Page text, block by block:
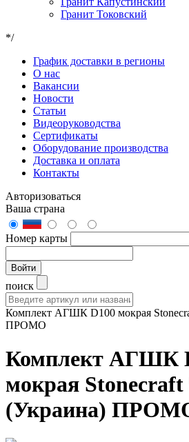
Гранит Токовский
*/
График доставки в регионы
О нас
Вакансии
Новости
Статьи
Видеоруководства
Сертификаты
Оборудование производства
Доставка и оплата
Контакты
Авторизоваться
Ваша страна
Номер карты
Войти
поиск
Комплект АГШК D100 мокрая
ПРОМО
Комплект АГШК
мокрая Stonecraft
(Украина)